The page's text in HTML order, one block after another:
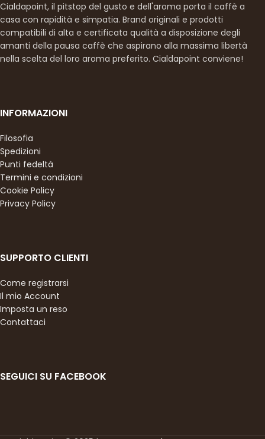
Cialdapoint, il pitstop del gusto e dell'aroma porta il caffè a
casa con rapidità e simpatia. Brand originali e prodotti
compatibili di alta e certificata qualità a disposizione degli
amanti della pausa caffè che aspirano alla massima libertà
nella scelta del loro aroma preferito. Cialdapoint conviene!
INFORMAZIONI
Filosofia
Spedizioni
Punti fedeltà
Termini e condizioni
Cookie Policy
Privacy Policy
SUPPORTO CLIENTI
Come registrarsi
Il mio Account
Imposta un reso
Contattaci
SEGUICI SU FACEBOOK